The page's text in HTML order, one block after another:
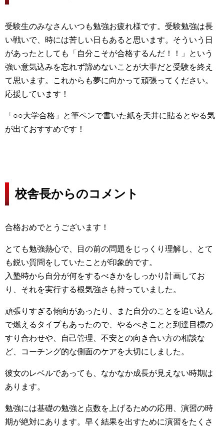
受験生のみなさんいつも勉強お疲れ様です。受験勉強は長
い戦いで、時には苦しい日もあると思います。そういう日
があったとしても「自分こそが合格するんだ！！」という
強い意気込みを忘れず諦めないことが大事だと受験を終え
て思います。これからも夢に向かって頑張ってください。
応援しています！
「○○大学合格」と筆ペンで書いた紙を天井に貼るとやる気
が出ておすすめです！
校舎長からのコメント
合格おめでとうございます！
とても勉強熱心で、目の前の問題をじっくり理解し、とて
も鋭い質問をしていたことが印象的です。
入塾時から自分が何をするべきかをしっかり計画してお
り、それを実行する根気強さも持っていました。
頑張りすぎる傾向があったり、また自分のことを追い込ん
で燃えるタイプもあったので、やるべきことと到達目標の
すり合わせや、自己管理、不安との向き合い方の相談な
ど、コーチング的な側面のケアを大切にしました。
彼女のレベルであっても、なかなか成長が見えない時期は
あります。
勉強には基礎の勉強と点数を上げるための応用、演習の時
期が絶対にあります。早く結果を出すために演習をたくさ